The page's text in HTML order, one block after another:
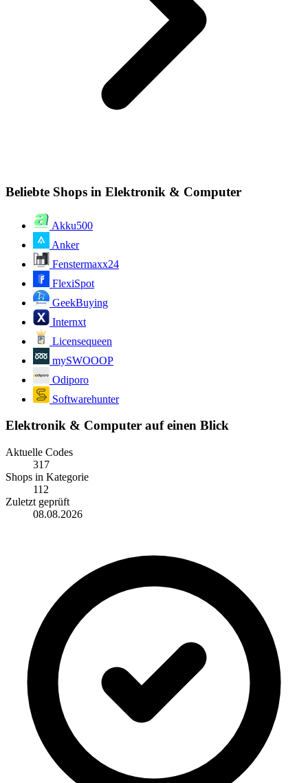
Beliebte Shops in Elektronik & Computer
Akku500
Anker
Fenstermaxx24
FlexiSpot
GeekBuying
Internxt
Licensequeen
mySWOOOP
Odiporo
Softwarehunter
Elektronik & Computer auf einen Blick
Aktuelle Codes
317
Shops in Kategorie
112
Zuletzt geprüft
08.08.2026